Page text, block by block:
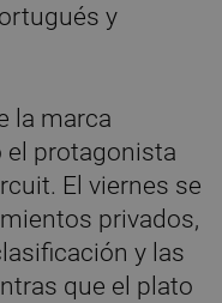
y
la marca
el protagonista
El viernes se
privados,
y las
que el plato